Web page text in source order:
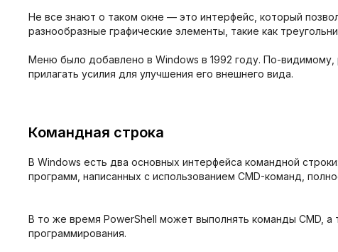
Не все знают о таком окне — это интерфейс, который
разнообразные графические элементы, такие как
Меню было добавлено в Windows в 1992 году. По-
прилагать усилия для улучшения его внешнего вида.
Командная строка
В Windows есть два основных интерфейса командной
программ, написанных с использованием CMD-команд,
В то же время PowerShell может выполнять команды CMD,
программирования.